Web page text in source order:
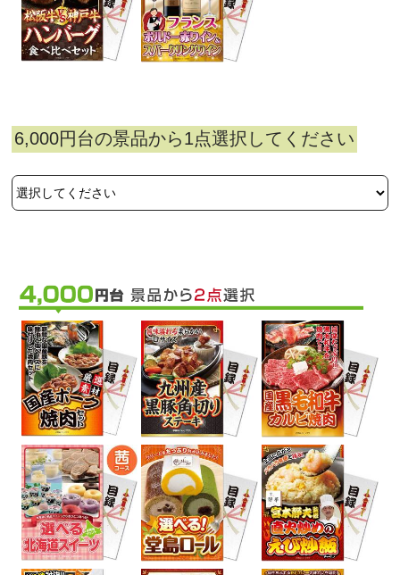
6,000円台の景品から1点選択してください